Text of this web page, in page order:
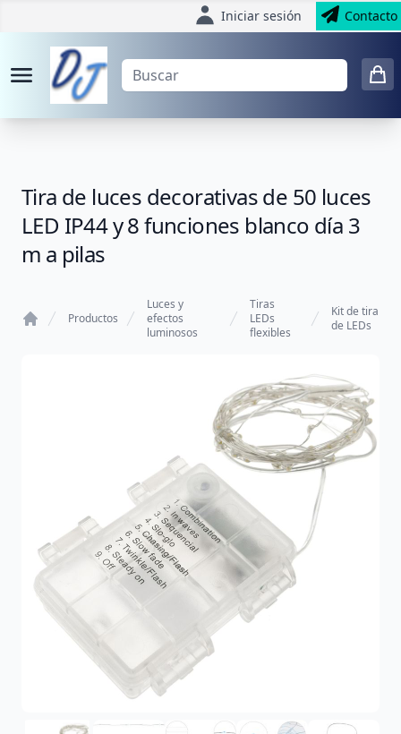
Iniciar sesión Contacto
Tira de luces decorativas de 50 luces
LED IP44 y 8 funciones blanco día 3
m a pilas
Productos
Luces y
efectos
luminosos
Tiras
LEDs
flexibles
Kit de tira
de LEDs